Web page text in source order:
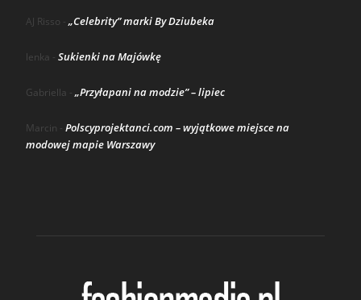
AJ Risso - „Celebrity” marki By Dziubeka
lenka - Sukienki na Majówkę
Gabriella - „Przyłapani na modzie” – lipiec
Marcin - Polscyprojektanci.com – wyjątkowe miejsce na
modowej mapie Warszawy